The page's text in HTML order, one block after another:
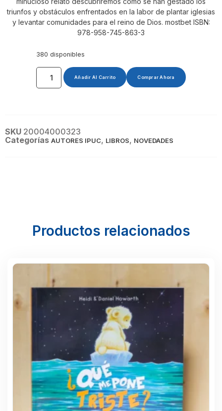
triunfos y obstáculos enfrentados en la labor de plantar iglesias
y levantar comunidades para el reino de Dios. mostbet ISBN:
978-958-745-863-3
380 disponibles
Añadir Al Carrito Comprar Ahora
SKU 20004000323
Categorías AUTORES IPUC, LIBROS, NOVEDADES
Productos relacionados